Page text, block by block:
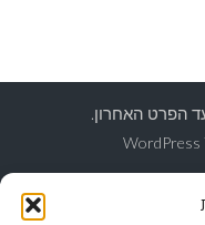
WordPress